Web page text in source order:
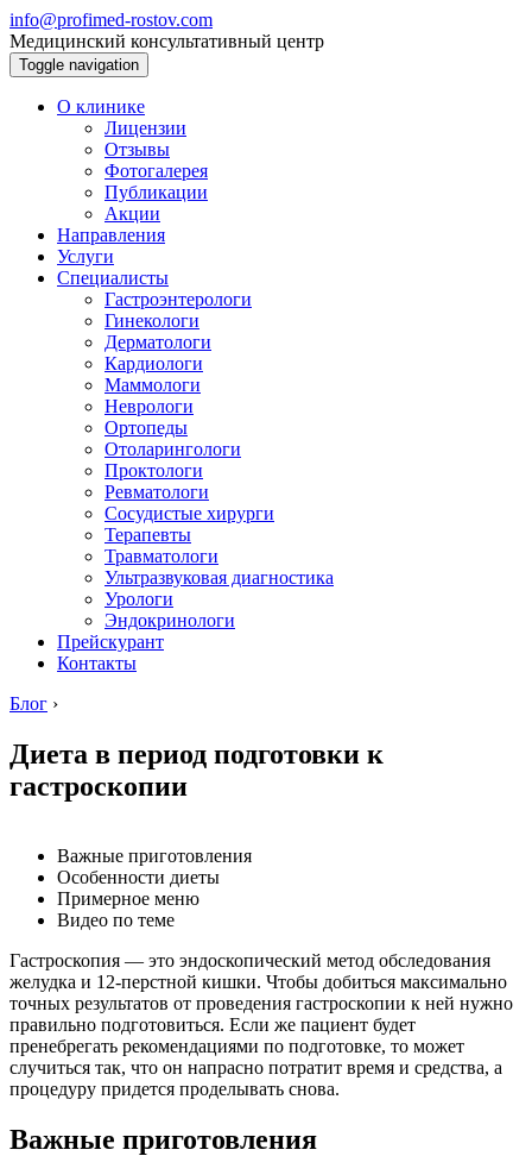
info@profimed-rostov.com
Медицинский консультативный центр
Toggle navigation
О клинике
Лицензии
Отзывы
Фотогалерея
Публикации
Акции
Направления
Услуги
Специалисты
Гастроэнтерологи
Гинекологи
Дерматологи
Кардиологи
Маммологи
Неврологи
Ортопеды
Отоларингологи
Проктологи
Ревматологи
Сосудистые хирурги
Терапевты
Травматологи
Ультразвуковая диагностика
Урологи
Эндокринологи
Прейскурант
Контакты
Блог ›
Диета в период подготовки к
гастроскопии
Важные приготовления
Особенности диеты
Примерное меню
Видео по теме
Гастроскопия — это эндоскопический метод обследования
желудка и 12-перстной кишки. Чтобы добиться максимально
точных результатов от проведения гастроскопии к ней нужно
правильно подготовиться. Если же пациент будет
пренебрегать рекомендациями по подготовке, то может
случиться так, что он напрасно потратит время и средства, а
процедуру придется проделывать снова.
Важные приготовления